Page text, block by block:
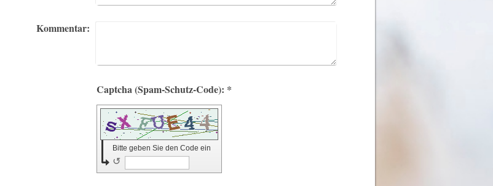
Kommentar:
Captcha (Spam-Schutz-Code): *
Bitte geben Sie den Code ein
↺